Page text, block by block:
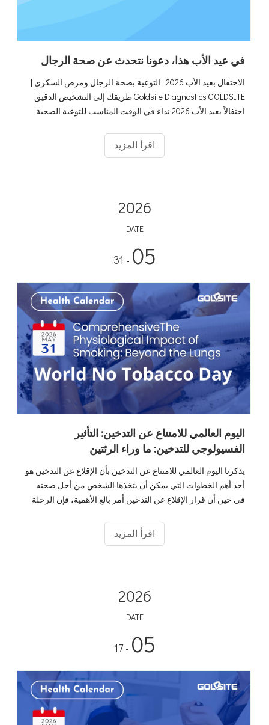
في عيد الأب هذا، دعونا نتحدث عن صحة الرجال
الاحتفال بعيد الأب 2026 | التوعية بصحة الرجال ومرض السكري |
Goldsite Diagnostics GOLDSITE طريقك إلى التشخيص الدقيق
احتفالاً بعيد الأب 2026 نداء في الوقت المناسب للتوعية الصحية
اقرأ المزيد
2026
DATE
05
- 31
اليوم العالمي للامتناع عن التدخين: التأثير
الفسيولوجي للتدخين: ما وراء الرئتين
يذكرنا اليوم العالمي للامتناع عن التدخين بأن الإقلاع عن التدخين هو
أحد أهم الخطوات التي يمكن أن يتخذها الشخص من أجل صحته.
في حين أن قرار الإقلاع عن التدخين أمر بالغ الأهمية، فإن الرحلة
اقرأ المزيد
2026
DATE
05
- 17